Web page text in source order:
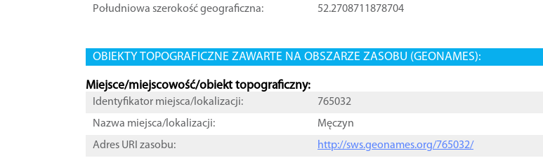
Południowa szerokość geograficzna:
52.2708711878704
OBIEKTY TOPOGRAFICZNE ZAWARTE NA OBSZARZE ZASOBU (GEONAMES):
Miejsce/miejscowość/obiekt topograficzny:
Identyfikator miejsca/lokalizacji:
765032
Nazwa miejsca/lokalizacji:
Męczyn
Adres URI zasobu:
http://sws.geonames.org/765032/